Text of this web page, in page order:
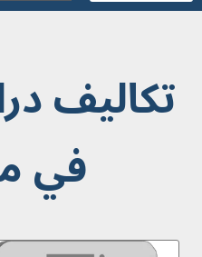
تكاليف
في